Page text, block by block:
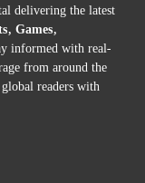
delivering the latest
Games,
informed with real-
from around the
readers with